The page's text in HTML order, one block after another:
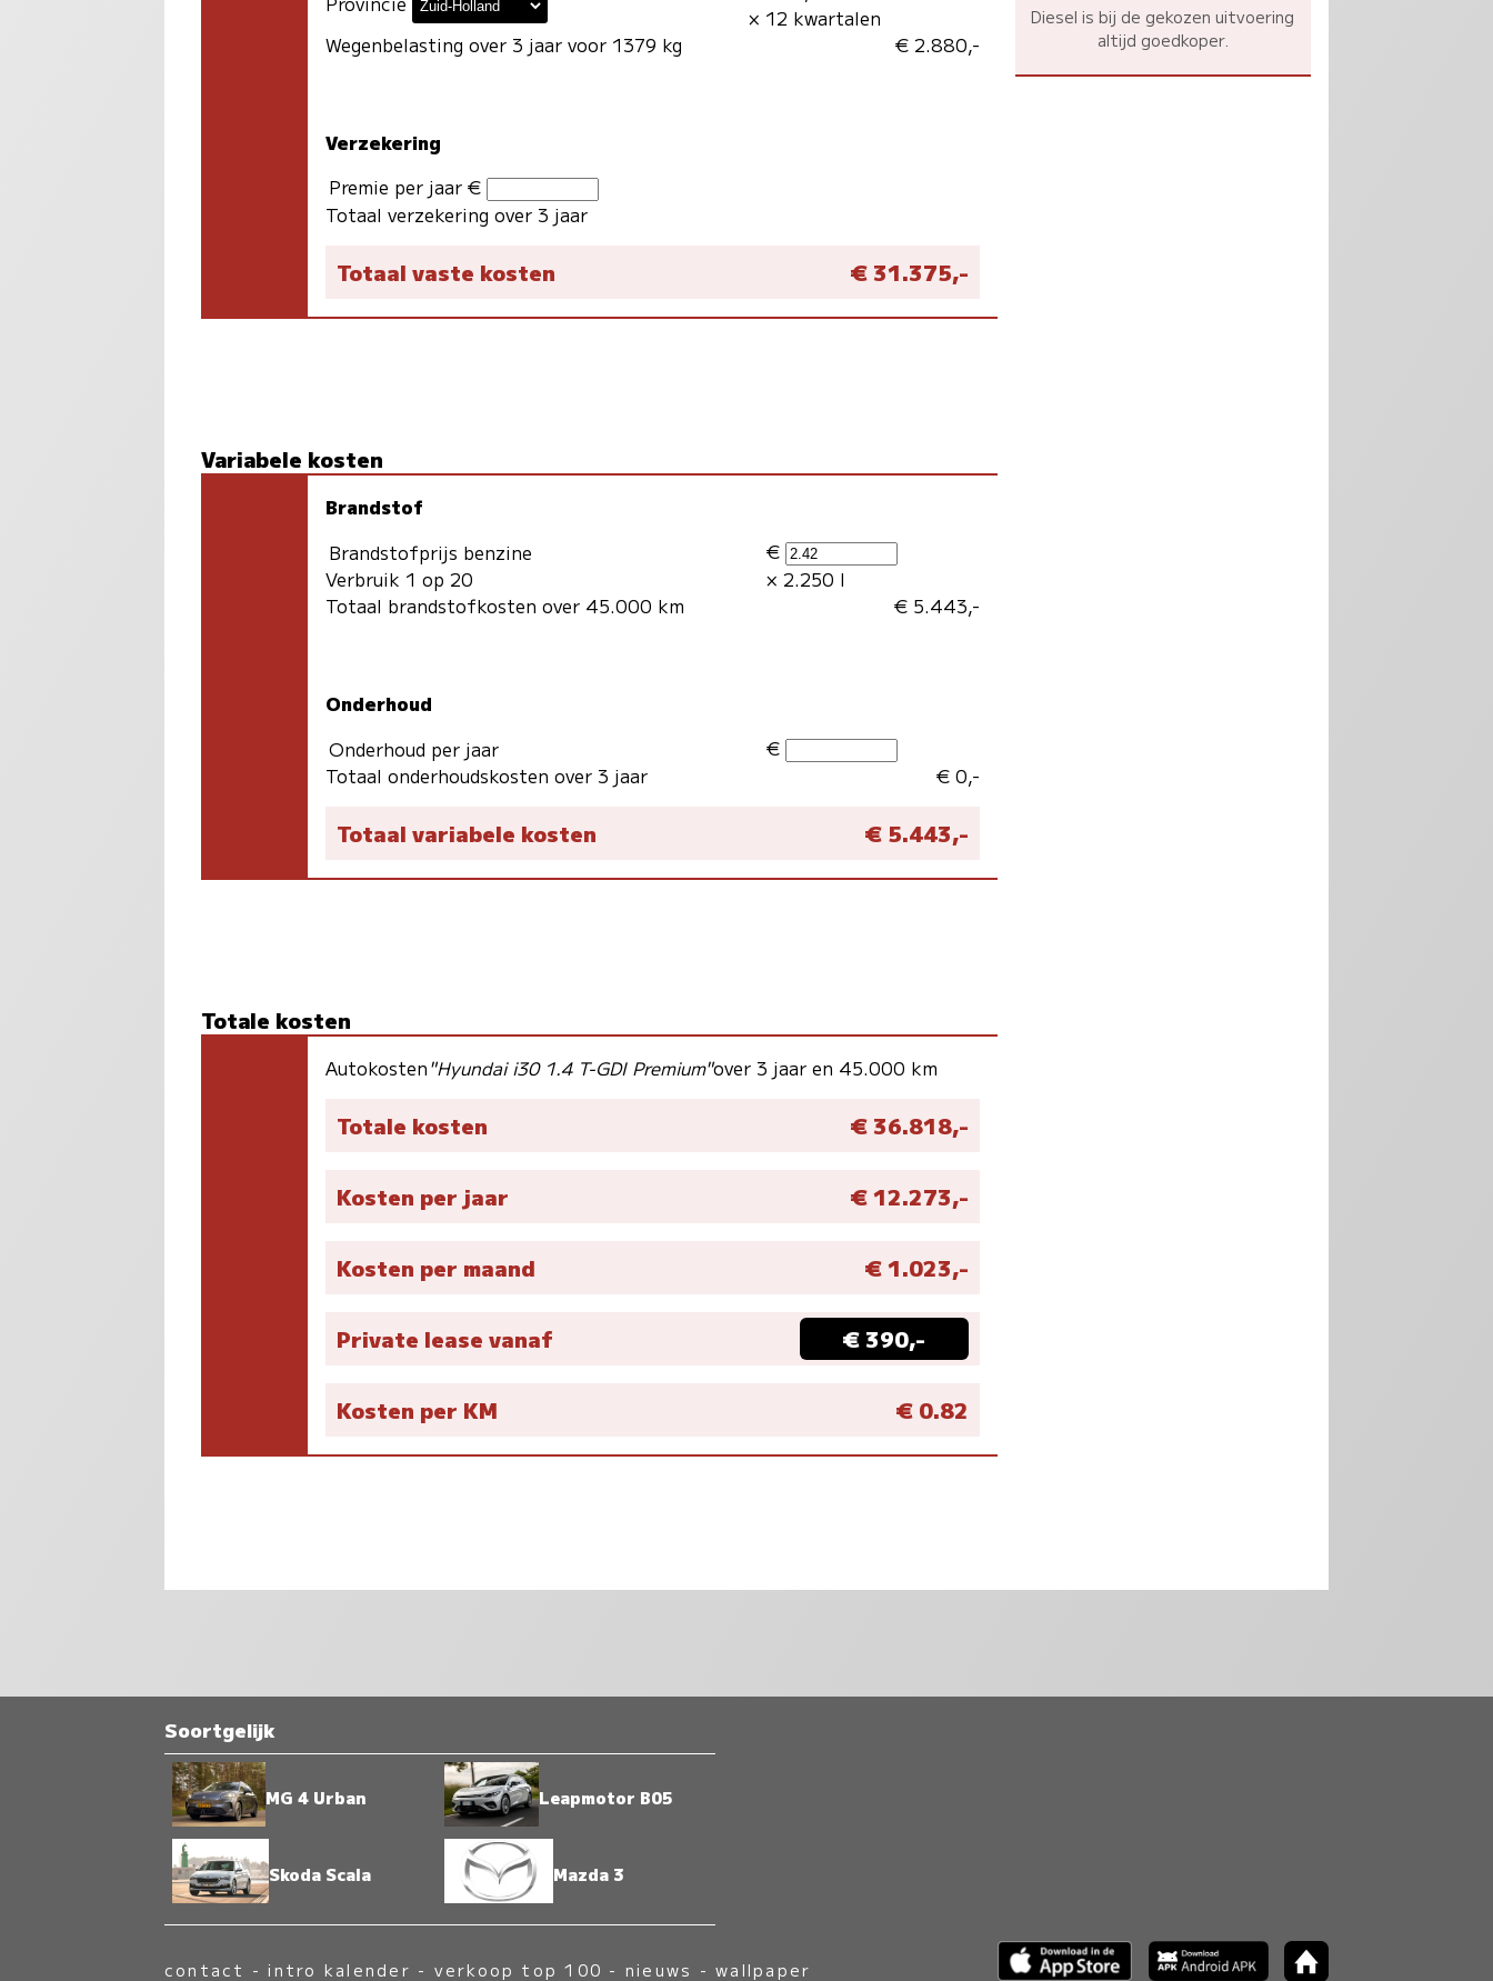
Wegenbelasting over 3 jaar voor 1379 kg
× 12 kwartalen
€ 2.880,-
Verzekering
Premie per jaar €
Totaal verzekering over 3 jaar
Totaal vaste kosten € 31.375,-
Variabele kosten
Brandstof
Brandstofprijs benzine
Verbruik 1 op 20
Totaal brandstofkosten over 45.000 km
€
× 2.250 l
€ 5.443,-
Onderhoud
Onderhoud per jaar
Totaal onderhoudskosten over 3 jaar
€
€ 0,-
Totaal variabele kosten € 5.443,-
Totale kosten
Autokosten"Hyundai i30 1.4 T-GDI Premium"over 3 jaar en 45.000 km
Totale kosten € 36.818,-
Kosten per jaar € 12.273,-
Kosten per maand € 1.023,-
Private lease vanaf € 390,-
Kosten per KM € 0.82
Diesel is bij de gekozen uitvoering
altijd goedkoper.
Soortgelijk
MG 4 Urban Leapmotor B05
Skoda Scala Mazda 3
contact -intro kalender - verkoop top 100 - nieuws -wallpaper